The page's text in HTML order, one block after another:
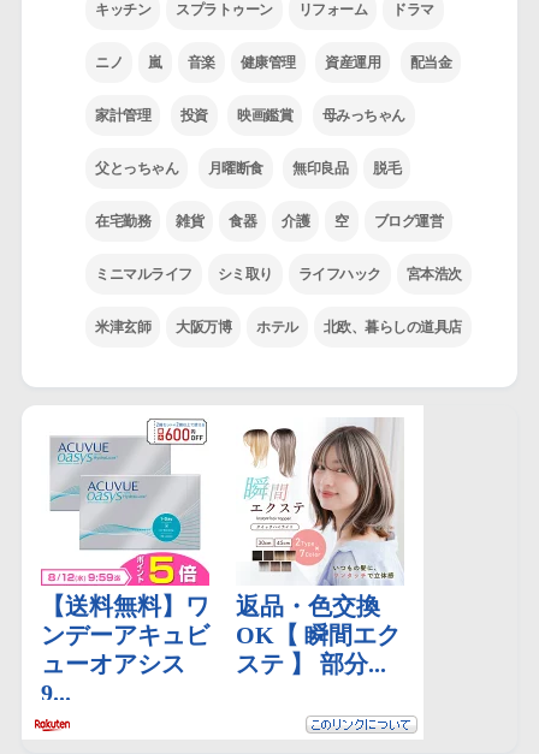
キッチン スプラトゥーン リフォーム ドラマ
ニノ 嵐 音楽 健康管理 資産運用 配当金
家計管理 投資 映画鑑賞 母みっちゃん
父とっちゃん 月曜断食 無印良品 脱毛
在宅勤務 雑貨 食器 介護 空 ブログ運営
ミニマルライフ シミ取り ライフハック 宮本浩次
米津玄師 大阪万博 ホテル 北欧、暮らしの道具店